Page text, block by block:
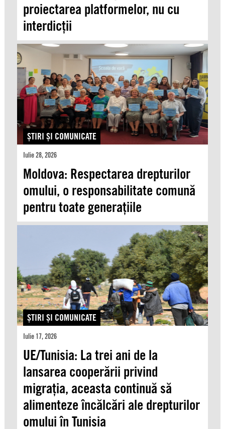
proiectarea platformelor, nu cu
interdicții
ŞTIRI ŞI COMUNICATE
Iulie 28, 2026
Moldova: Respectarea drepturilor
omului, o responsabilitate comună
pentru toate generațiile
ŞTIRI ŞI COMUNICATE
Iulie 17, 2026
UE/Tunisia: La trei ani de la
lansarea cooperării privind
migrația, aceasta continuă să
alimenteze încălcări ale drepturilor
omului în Tunisia